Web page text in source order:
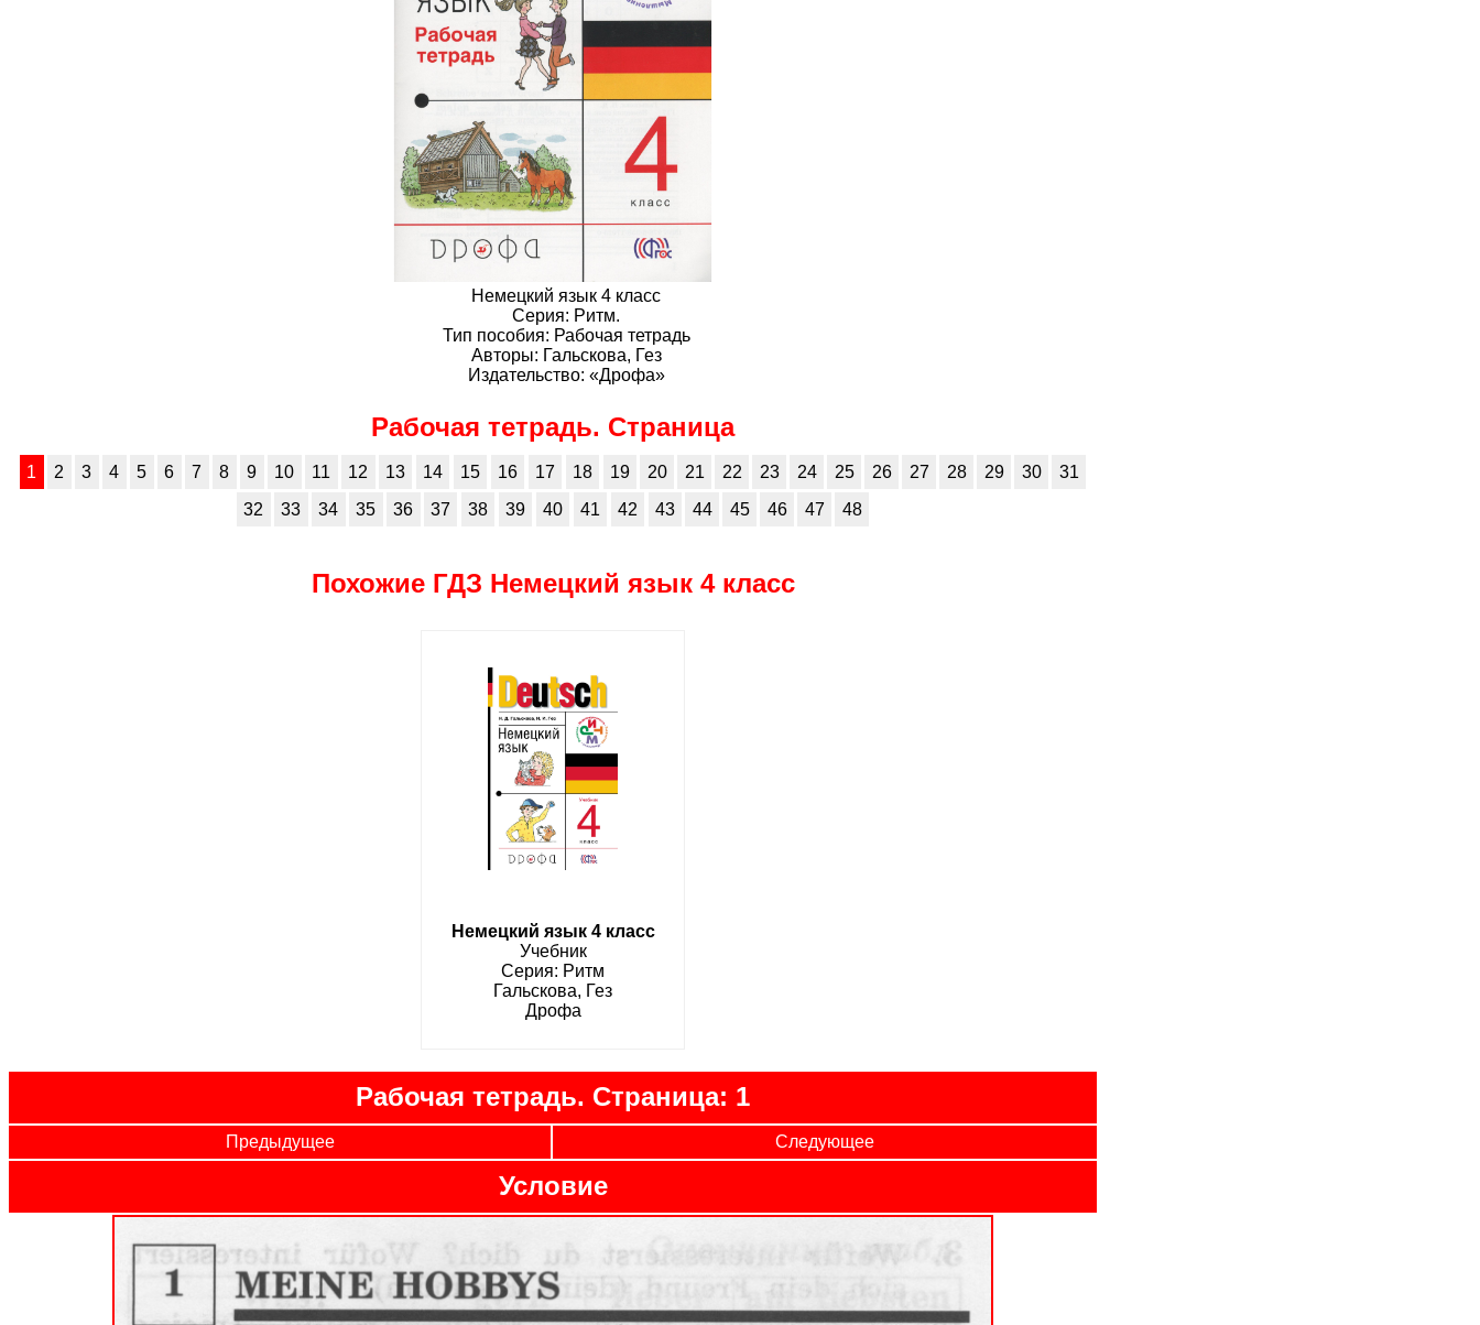
Немецкий язык 4 класс
Серия: Ритм.
Тип пособия: Рабочая тетрадь
Авторы: Гальскова, Гез
Издательство: «Дрофа»
Рабочая тетрадь. Страница
1 2 3 4 5 6 7 8 9 10 11 12 13 14 15 16 17 18 19 20 21 22 23 24 25 26 27 28 29 30
31
32
33 34 35 36 37 38 39 40 41 42 43 44 45 46 47 48
Похожие ГДЗ Немецкий язык 4 класс
Немецкий язык 4 класс
Учебник
Ритм
Гальскова, Гез
Дрофа
Рабочая тетрадь. Страница: 1
Предыдущее Следующее
Условие